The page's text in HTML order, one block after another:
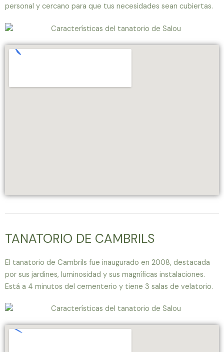
personal y cercano para que tus necesidades sean cubiertas.
TANATORIO DE CAMBRILS
El tanatorio de Cambrils fue inaugurado en 2008, destacada
por sus jardines, luminosidad y sus magníficas instalaciones.
Está a 4 minutos del cementerio y tiene 3 salas de velatorio.